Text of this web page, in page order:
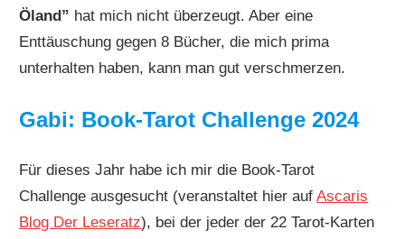
Öland” hat mich nicht überzeugt. Aber eine
Enttäuschung gegen 8 Bücher, die mich prima
unterhalten haben, kann man gut verschmerzen.
Gabi: Book-Tarot Challenge 2024
Für dieses Jahr habe ich mir die Book-Tarot
Challenge ausgesucht (veranstaltet hier aufAscaris
Blog Der Leseratz), bei der jeder der 22 Tarot-Karten